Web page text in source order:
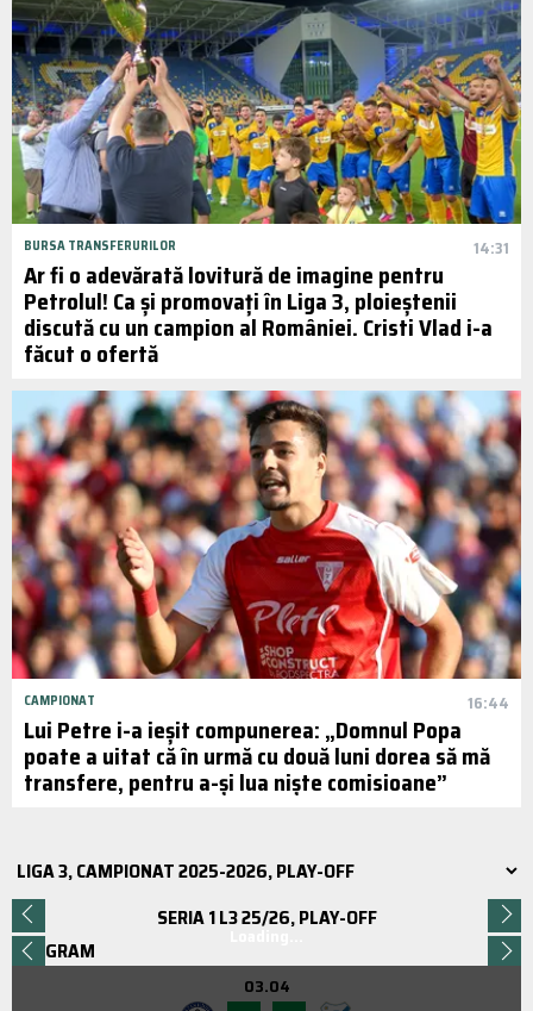
BURSA TRANSFERURILOR 14:31
Ar fi o adevărată lovitură de imagine pentru
Petrolul! Ca și promovați în Liga 3, ploieștenii
discută cu un campion al României. Cristi Vlad i-a
făcut o ofertă
CAMPIONAT 16:44
Lui Petre i-a ieșit compunerea: „Domnul Popa
poate a uitat că în urmă cu două luni dorea să mă
transfere, pentru a-și lua niște comisioane”
SERIA 1 L3 25/26, PLAY-OFF
Loading...
PROGRAM
03.04